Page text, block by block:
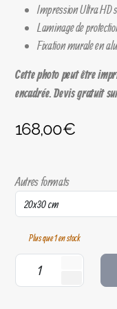
Impression Ultra HD
Laminage de
Fixation murale en
Cette photo peut être
encadrée. Devis gratuit
168,00€
Autres formats
Plus que 1 en stock